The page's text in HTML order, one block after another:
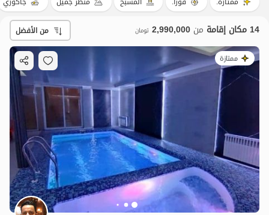
14 مكان إقامة من 2,990,000 تومان من الأفضل
ممتازة